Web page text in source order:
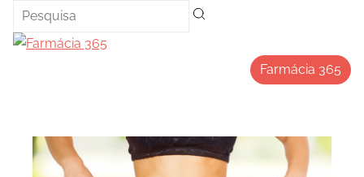
Saltar
para
Farmácia 365